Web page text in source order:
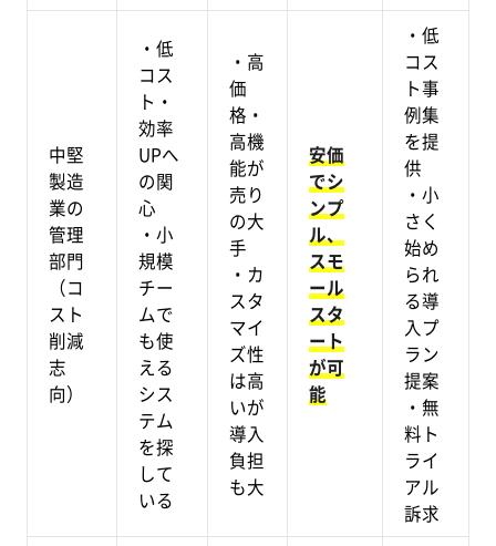
中堅
製造
業の
管理
部門
（コ
スト
削減
志
向）
・低
コス
ト・
効率
UPへ
の関
心
・小
規模
チー
ムで
も使
える
シス
テム
を探
して
いる
・高
価
格・
高機
能が
売り
の大
手
・カ
スタ
マイ
ズ性
は高
いが
導入
負担
も大
安価
でシ
ンプ
ル、
スモ
ール
スタ
ート
が可
能
・低
コス
ト事
例集
を提
供
・小
さく
始め
られ
る導
入プ
ラン
提案
・無
料ト
ライ
アル
訴求